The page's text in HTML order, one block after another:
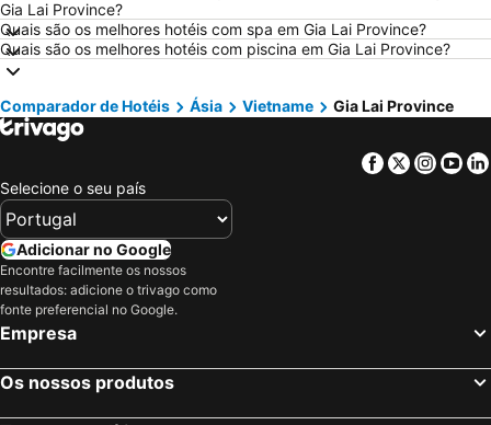
Hotéis em Vilamoura
Hotéis em Vigo
Hotéis em Roma
Hotéis em Alentejo
Hotéis em Maiorca
Hotéis em Andaluzia
Hotéis em Minorca
Hotéis em Ilha do Sal
Hotéis em Galiza
Hotéis em Douro
Hotéis em Serra da Estrela
Hotéis em Costa do Sol
Hotéis em Tenerife
Hotéis em São Miguel
Gia Lai Province?
Quais são os melhores hotéis com spa em Gia Lai Province?
Quais são os melhores hotéis com piscina em Gia Lai Province?
Comparador de Hotéis Ásia Vietname Gia Lai Province
Facebook
Twitter
Selecione o seu país
Adicionar no Google
Encontre facilmente os nossos
resultados: adicione o trivago como
fonte preferencial no Google.
Empresa
Os nossos produtos